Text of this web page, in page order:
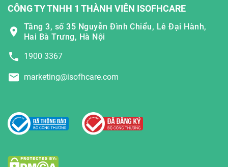
CÔNG TY TNHH 1 THÀNH VIÊN ISOFHCARE
Tầng 3, số 35 Nguyễn Đình Chiểu, Lê Đại Hành,
Hai Bà Trưng, Hà Nội
1900 3367
marketing@isofhcare.com